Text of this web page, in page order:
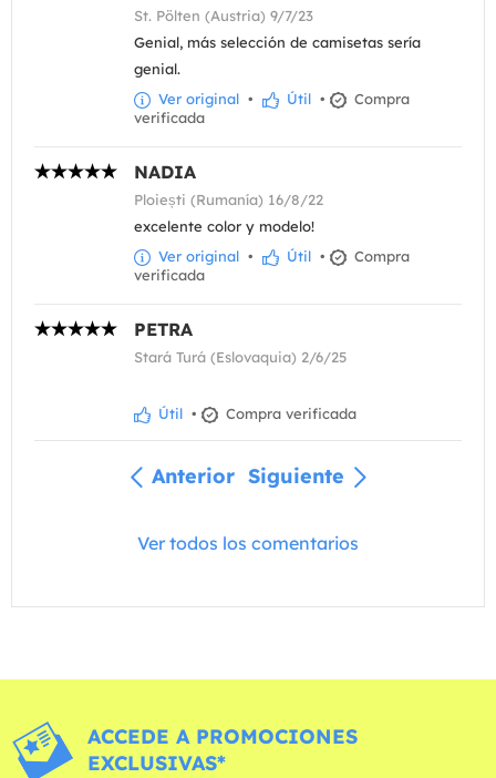
St. Pölten (Austria) 9/7/23
Genial, más selección de camisetas sería
genial.
Ver original • Útil •
Compra
verificada
NADIA
Ploiești (Rumanía) 16/8/22
excelente color y modelo!
Ver original • Útil •
Compra
verificada
PETRA
Stará Turá (Eslovaquia) 2/6/25
Útil • Compra verificada
Anterior Siguiente
Ver todos los comentarios
ACCEDE A PROMOCIONES
EXCLUSIVAS*